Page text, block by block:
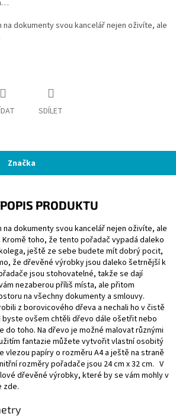
dokumenty svou kancelář nejen oživíte, ale
SDÍLET
Značka
PRODUKTU
dokumenty svou kancelář nejen oživíte, ale
toho, že tento pořadač vypadá daleko
ještě ze sebe budete mít dobrý pocit,
že dřevěné výrobky jsou daleko šetrnější k
jsou stohovatelné, takže se dají
nezaberou příliš místa, ale přitom
na všechny dokumenty a smlouvy.
z borovicového dřeva a nechali ho v čistě
ovšem chtěli dřevo dále ošetřit nebo
toho. Na dřevo je možné malovat různými
fantazie můžete vytvořit vlastní osobitý
papíry o rozměru A4 a ještě na straně
rozměry pořadače jsou 24 cm x 32 cm. V
dřevěné výrobky, které by se vám mohly v
zde.